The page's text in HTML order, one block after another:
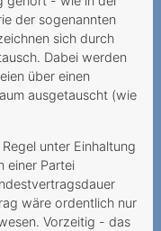
der sogenannten
sich durch
Dabei werden
über einen
ausgetauscht (wie
unter Einhaltung
einer Partei
wäre ordentlich nur
Vorzeitig - das
Irrtum
Rufnummer im
infolge
Erkrankung